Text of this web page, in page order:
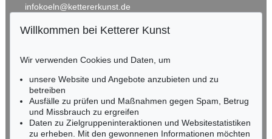
Auktion 535 - Lot 44
Ergebnis:€ 985.000
infokoeln@kettererkunst.de
RHEINLAND-PFALZ
Miriam Heß
Tel.: +49 (0)62 21 58 80-038
Fax: +49 (0)62 21 58 80-595
infoheidelberg@kettererkunst.de
Willkommen bei Ketterer Kunst
Wir verwenden Cookies und Daten, um
unsere Website und Angebote anzubieten und zu
betreiben
Ausfälle zu prüfen und Maßnahmen gegen Spam, Betrug
und Missbrauch zu ergreifen
Daten zu Zielgruppeninteraktionen und Websitestatistiken
zu erheben. Mit den gewonnenen Informationen möchten